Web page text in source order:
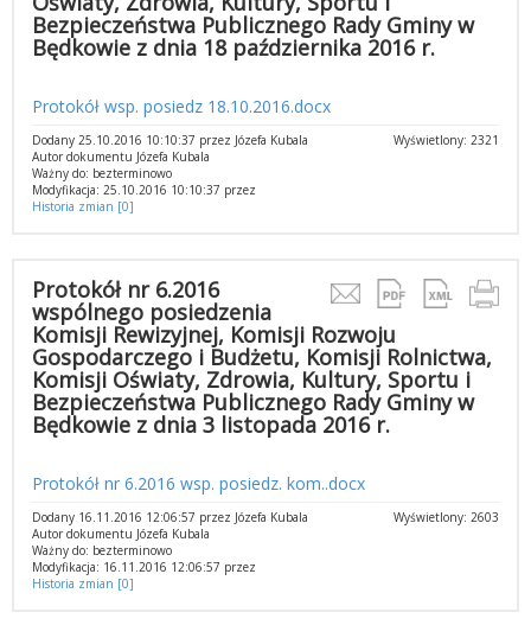
Bezpieczeństwa Publicznego Rady Gminy w
Będkowie z dnia 18 października 2016 r.
Protokół wsp. posiedz 18.10.2016.docx
Wyświetlony: 2321
Dodany 25.10.2016 10:10:37 przez Józefa Kubala
Autor dokumentu Józefa Kubala
Ważny do: bezterminowo
Modyfikacja: 25.10.2016 10:10:37 przez
Historia zmian [0]
Protokół nr 6.2016
wspólnego posiedzenia
Komisji Rewizyjnej, Komisji Rozwoju
Gospodarczego i Budżetu, Komisji Rolnictwa,
Komisji Oświaty, Zdrowia, Kultury, Sportu i
Bezpieczeństwa Publicznego Rady Gminy w
Będkowie z dnia 3 listopada 2016 r.
Protokół nr 6.2016 wsp. posiedz. kom..docx
Wyświetlony: 2603
Dodany 16.11.2016 12:06:57 przez Józefa Kubala
Autor dokumentu Józefa Kubala
Ważny do: bezterminowo
Modyfikacja: 16.11.2016 12:06:57 przez
Historia zmian [0]